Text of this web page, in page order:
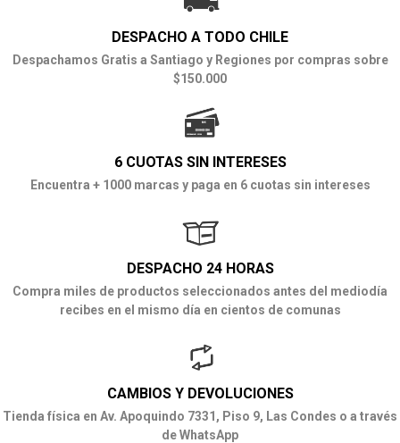
DESPACHO A TODO CHILE
Despachamos Gratis a Santiago y Regiones por compras sobre
$150.000
6 CUOTAS SIN INTERESES
Encuentra + 1000 marcas y paga en 6 cuotas sin intereses
DESPACHO 24 HORAS
Compra miles de productos seleccionados antes del mediodía
recibes en el mismo día en cientos de comunas
CAMBIOS Y DEVOLUCIONES
Tienda física en Av. Apoquindo 7331, Piso 9, Las Condes o a través
de WhatsApp